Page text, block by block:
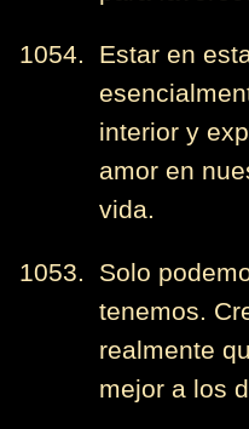
1054. Estar en
interior y
amor en
vida.
1053. Solo
tenemos.
realmente
mejor a los